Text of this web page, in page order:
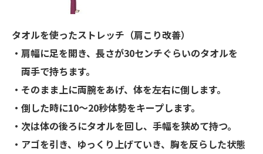
タオルを使ったストレッチ（肩こり改善）
・肩幅に足を開き、長さが30センチぐらいのタオルを
両手で持ちます。
・そのまま上に両腕をあげ、体を左右に倒します。
・倒した時に10～20秒体勢をキープします。
・次は体の後ろにタオルを回し、手幅を狭めて持つ。
・アゴを引き、ゆっくり上げていき、胸を反らした状態